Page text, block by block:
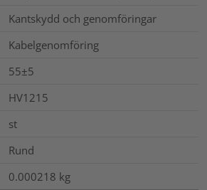
Kantskydd och genomföringar
Kabelgenomföring
55±5
HV1215
st
Rund
0.000218 kg